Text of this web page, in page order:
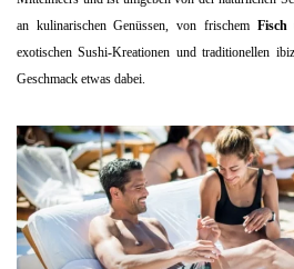
an kulinarischen Genüssen, von frischem Fisch
exotischen Sushi-Kreationen und traditionellen
Geschmack etwas dabei.